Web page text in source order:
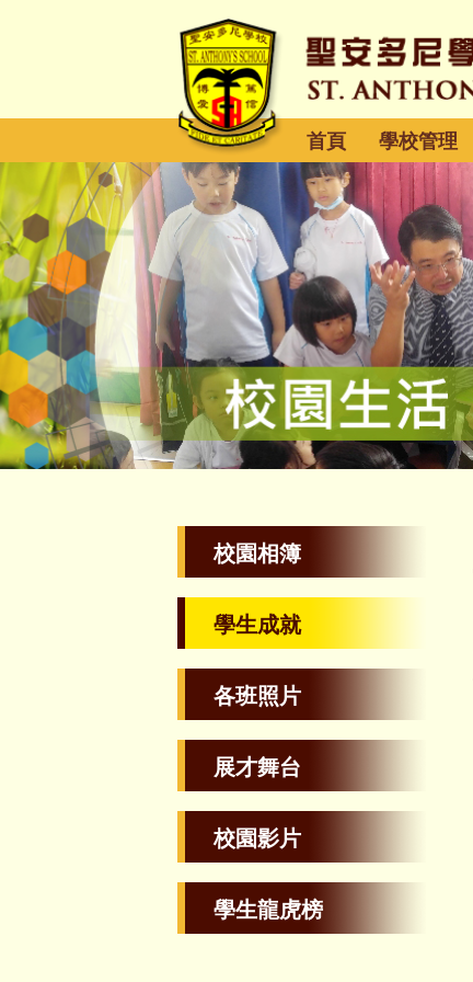
首頁 學校管理
校園相簿
學生成就
各班照片
展才舞台
校園影片
學生龍虎榜